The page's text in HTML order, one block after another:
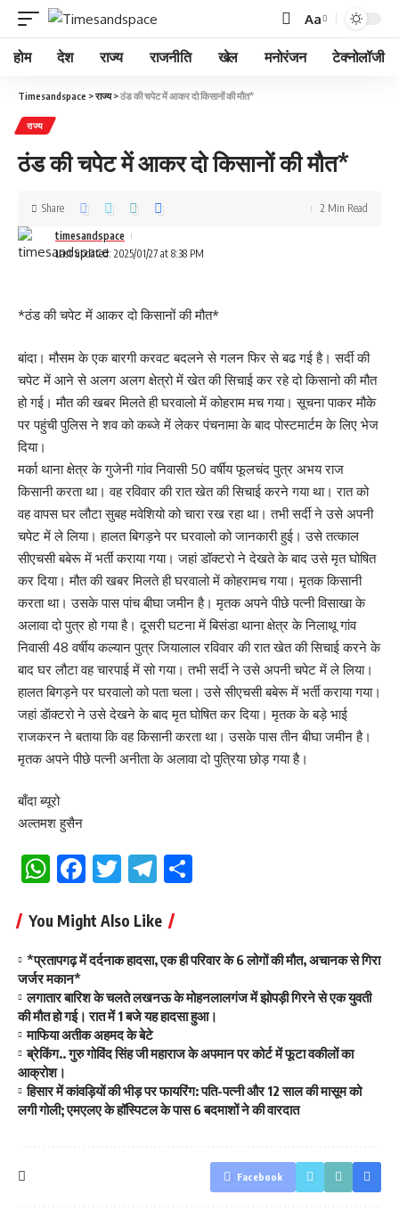
Aa
होम देश राज्य राजनीति खेल मनोरंजन टेक्नोलॉजी
Timesandspace >राज्य>ठंड की चपेट में आकर दो किसानों की मौत*
राज्य
ठंड की चपेट में आकर दो किसानों की मौत*
Last updated: 2025/01/27 at 8:38 PM
timesandspace
Share 2 Min Read
*ठंड की चपेट में आकर दो किसानों की मौत*
बांदा। मौसम के एक बारगी करवट बदलने से गलन फिर से बढ गई है। सर्दी की
चपेट में आने से अलग अलग क्षेत्रो में खेत की सिचाई कर रहे दो किसानो की मौत
हो गई। मौत की खबर मिलते ही घरवालो में कोहराम मच गया। सूचना पाकर मौके
पर पहुंची पुलिस ने शव को कब्जे में लेकर पंचनामा के बाद पोस्टमार्टम के लिए भेज
दिया।
मर्का थाना क्षेत्र के गुजेनी गांव निवासी 50 वर्षीय फूलचंद पुत्र अभय राज
किसानी करता था। वह रविवार की रात खेत की सिचाई करने गया था। रात को
वह वापस घर लौटा सुबह मवेशियो को चारा रख रहा था। तभी सर्दी ने उसे अपनी
चपेट में ले लिया। हालत बिगड़ने पर घरवालो को जानकारी हुई। उसे तत्काल
सीएचसी बबेरू में भर्ती कराया गया। जहां डॉक्टरो ने देखते के बाद उसे मृत घोषित
कर दिया। मौत की खबर मिलते ही घरवालो में कोहरामच गया। मृतक किसानी
करता था। उसके पास पांच बीघा जमीन है। मृतक अपने पीछे पत्नी विसाखा के
अलावा दो पुत्र हो गया है। दूसरी घटना में बिसंडा थाना क्षेत्र के निलाथू गांव
निवासी 48 वर्षीय कल्यान पुत्र जियालाल रविवार की रात खेत की सिचाई करने के
बाद घर लौटा वह चारपाई में सो गया। तभी सर्दी ने उसे अपनी चपेट में ले लिया।
हालत बिगड़ने पर घरवालो को पता चला। उसे सीएचसी बबेरू में भर्ती कराया गया।
जहां डॅाक्टरो ने उसे देखने के बाद मृत घोषित कर दिया। मृतक के बड़े भाई
राजकरन ने बताया कि वह किसानी करता था। उसके पास तीन बीघा जमीन है।
मृतक अपने पीछे पत्नी अनीता के अलावा दो पुत्रिया छोड़ गया है।
बाँदा ब्यूरो
अल्तमश हुसैन
WhatsApp
Facebook
TwitterTelegram
You Might Also Like
*प्रतापगढ़ में दर्दनाक हादसा, एक ही परिवार के 6 लोगों की मौत, अचानक से गिरा
जर्जर मकान*
लगातार बारिश के चलते लखनऊ के मोहनलालगंज में झोपड़ी गिरने से एक युवती
की मौत हो गई। रात में 1 बजे यह हादसा हुआ।
माफिया अतीक अहमद के बेटे
ब्रेकिंग.. गुरु गोविंद सिंह जी महाराज के अपमान पर कोर्ट में फूटा वकीलों का
आक्रोश।
हिसार में कांवड़ियों की भीड़ पर फायरिंग: पति-पत्नी और 12 साल की मासूम को
लगी गोली; एमएलए के हॉस्पिटल के पास 6 बदमाशों ने की वारदात
Facebook